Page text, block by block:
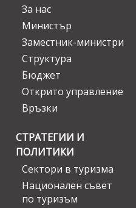
За нас
Министър
Заместник-министри
Структура
Бюджет
Открито управление
Връзки
СТРАТЕГИИ И
ПОЛИТИКИ
Сектори в туризма
Национален съвет
по туризъм